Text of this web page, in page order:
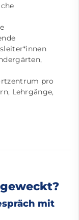
pro
Lehrgänge,
mit